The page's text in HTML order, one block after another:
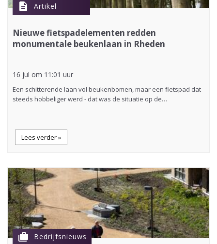
description Artikel
Nieuwe fietspadelementen redden
monumentale beukenlaan in Rheden
16 jul om 11:01 uur
Een schitterende laan vol beukenbomen, maar een fietspad dat
steeds hobbeliger werd - dat was de situatie op de…
Lees verder »
cases Bedrijfsnieuws